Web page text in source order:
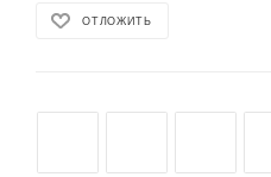
ОТЛОЖИТЬ